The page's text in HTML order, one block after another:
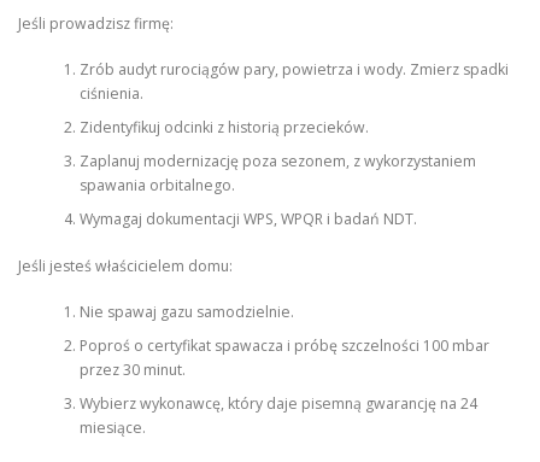
Jeśli prowadzisz firmę:
Zrób audyt rurociągów pary, powietrza i wody. Zmierz spadki
ciśnienia.
Zidentyfikuj odcinki z historią przecieków.
Zaplanuj modernizację poza sezonem, z wykorzystaniem
spawania orbitalnego.
Wymagaj dokumentacji WPS, WPQR i badań NDT.
Jeśli jesteś właścicielem domu:
Nie spawaj gazu samodzielnie.
Poproś o certyfikat spawacza i próbę szczelności 100 mbar
przez 30 minut.
Wybierz wykonawcę, który daje pisemną gwarancję na 24
miesiące.